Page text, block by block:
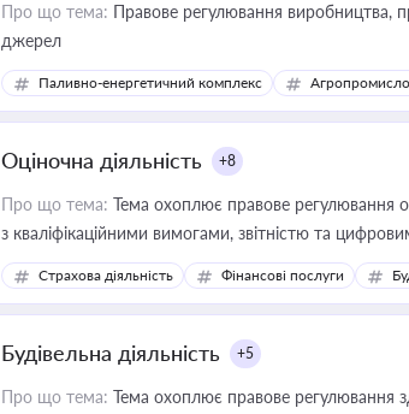
Про що тема: Правове регулювання виробництва,
джерел
Паливно-енергетичний комплекс
Оціночна діяльність +8
Про що тема: Тема охоплює правове регулювання
з кваліфікаційними вимогами, звітністю та
медійних змін у цій сфері корисне для власника
приватизації, оренди державного майна,
Страхова діяльність Фінансові послуги
Будівельна діяльність +5
Про що тема: Тема охоплює правове регулювання